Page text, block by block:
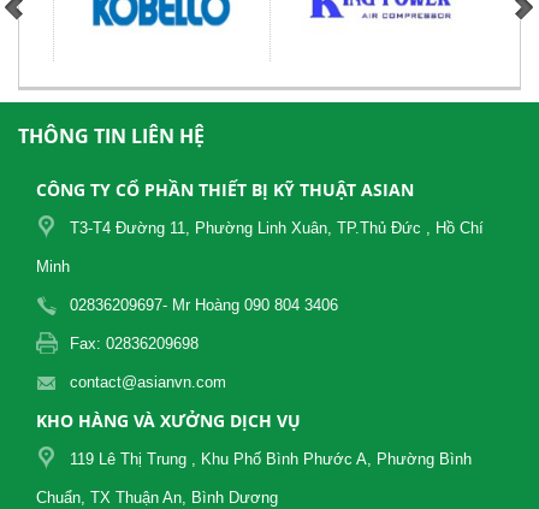
THÔNG TIN LIÊN HỆ
CÔNG TY CỔ PHẦN THIẾT BỊ KỸ THUẬT ASIAN
T3-T4 Đường 11, Phường Linh Xuân, TP.Thủ Đức , Hồ Chí
Minh
02836209697- Mr Hoàng 090 804 3406
Fax: 02836209698
contact@asianvn.com
KHO HÀNG VÀ XƯỞNG DỊCH VỤ
119 Lê Thị Trung , Khu Phố Bình Phước A, Phường Bình
Chuẩn, TX Thuận An, Bình Dương